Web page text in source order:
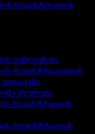
რეგისტრაციის
გამოყენება
რეგისტრაციიდან
რეგისტრაციის
რეგისტრაციის